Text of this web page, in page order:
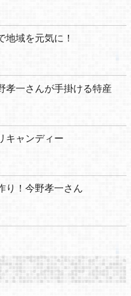
地域を元気に！
一さんが手掛ける特産
キャンディー
り！今野孝一さん